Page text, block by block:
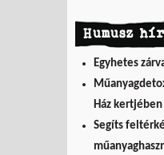
Humusz
Egyhetes
Ház kertjében
Segíts